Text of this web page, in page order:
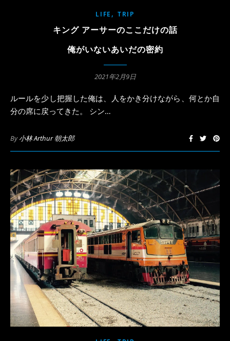
LIFE , TRIP
キング アーサーのここだけの話
俺がいないあいだの密約
2021年2月9日
ルールを少し把握した俺は、人をかき分けながら、何とか自
分の席に戻ってきた。 シン…
By小林 Arthur 朝太郎